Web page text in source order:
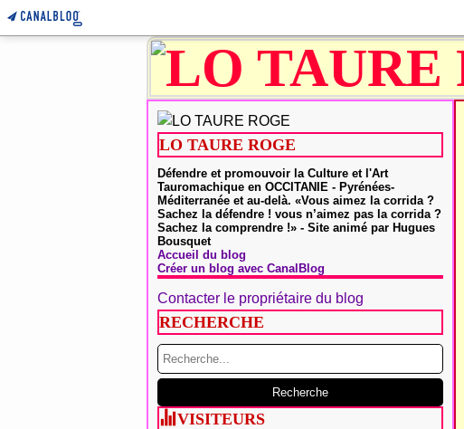
LO TAURE ROGE
Défendre et promouvoir la Culture et l'Art
Tauromachique en OCCITANIE - Pyrénées-
Méditerranée et au-delà. «Vous aimez la corrida ?
Sachez la défendre ! vous n’aimez pas la corrida ?
Sachez la comprendre !» - Site animé par Hugues
Bousquet
Accueil du blog
Créer un blog avec CanalBlog
Contacter le propriétaire du blog
RECHERCHE
VISITEURS